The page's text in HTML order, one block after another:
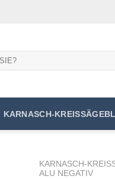
KARNASCH-
KARNASCH-
ALU NEGATIV